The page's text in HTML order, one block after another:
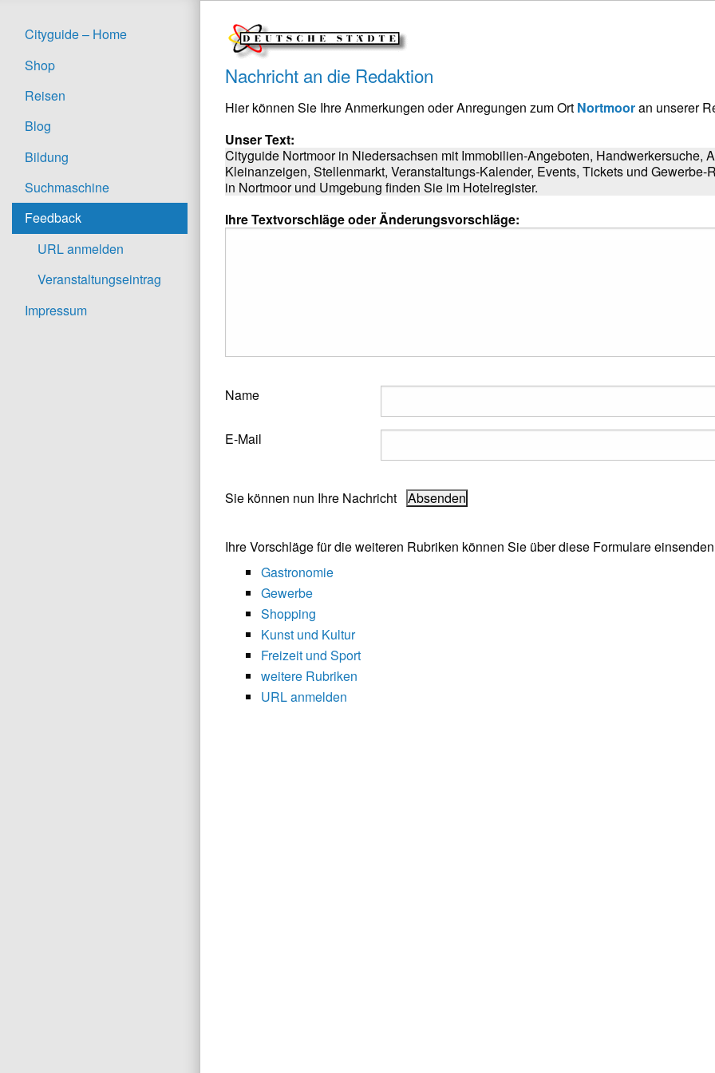
Cityguide – Home
Shop
Reisen
Blog
Bildung
Suchmaschine
Feedback
URL anmelden
Veranstaltungseintrag
Impressum
Nachricht an die Redaktion
Hier können Sie Ihre Anmerkungen oder Anregungen zum Ort Nortmooran unserer
Unser Text:
Cityguide Nortmoor in Niedersachsen mit Immobilien-Angeboten, Handwerkersuche,
Kleinanzeigen, Stellenmarkt, Veranstaltungs-Kalender, Events, Tickets und Gewerbe-
in Nortmoor und Umgebung finden Sie im Hotelregister.
Ihre Textvorschläge oder Änderungsvorschläge:
Name
E-Mail
Sie können nun Ihre Nachricht
Ihre Vorschläge für die weiteren Rubriken können Sie über diese Formulare
Gastronomie
Gewerbe
Shopping
Kunst und Kultur
Freizeit und Sport
weitere Rubriken
URL anmelden